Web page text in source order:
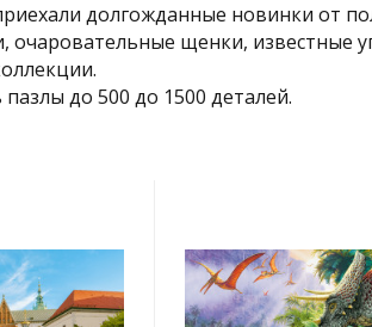
долгожданные новинки от
щенки, известные
до 500 до 1500 деталей.